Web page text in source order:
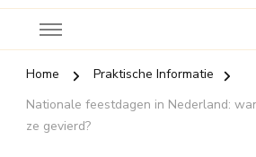
Home
Praktische Informatie
Nationale feestdagen in Nederland:
ze gevierd?